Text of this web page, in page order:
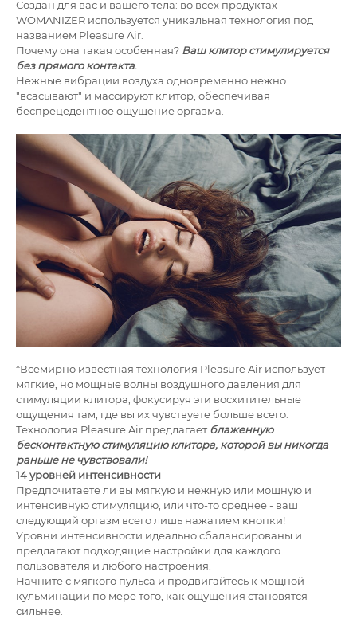
Создан для вас и вашего тела: во всех продуктах
WOMANIZER используется уникальная технология под
названием Pleasure Air.
Почему она такая особенная? Вашклиторстимулируется
без прямого контакта.
Нежные вибрации воздуха одновременно нежно
"всасывают" и массируют клитор, обеспечивая
беспрецедентное ощущение оргазма.
*Всемирно известная технология Pleasure Air использует
мягкие, но мощные волны воздушного давления для
стимуляции клитора, фокусируя эти восхитительные
ощущения там, где вы их чувствуете больше всего.
Технология Pleasure Air предлагает блаженную
бесконтактную стимуляцию клитора, которой вы никогда
раньше не чувствовали!
14 уровней интенсивности
Предпочитаете ли вы мягкую и нежную или мощную и
интенсивную стимуляцию, или что-то среднее - ваш
следующий оргазм всего лишь нажатием кнопки!
Уровни интенсивности идеально сбалансированы и
предлагают подходящие настройки для каждого
пользователя и любого настроения.
Начните с мягкого пульса и продвигайтесь к мощной
кульминации по мере того, как ощущения становятся
сильнее.